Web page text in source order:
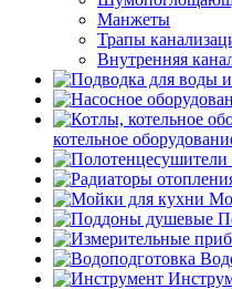
Манжеты
Трапы
Внутренняя
котельное